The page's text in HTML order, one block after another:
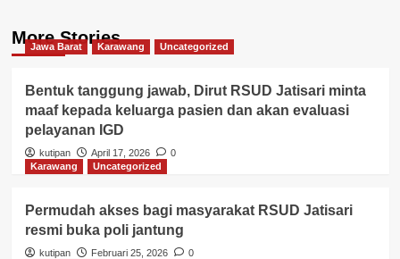
More Stories
Jawa Barat Karawang Uncategorized
Bentuk tanggung jawab, Dirut RSUD Jatisari minta
maaf kepada keluarga pasien dan akan evaluasi
pelayanan IGD
kutipan April 17, 2026
0
Karawang
Uncategorized
Permudah akses bagi masyarakat RSUD Jatisari
resmi buka poli jantung
kutipan Februari 25, 2026
0